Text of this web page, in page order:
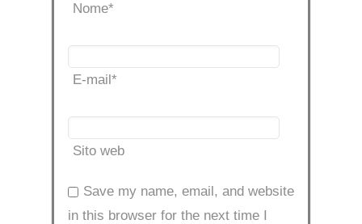
Nome*
E-mail*
Sito web
Save my name, email, and website
in this browser for the next time I